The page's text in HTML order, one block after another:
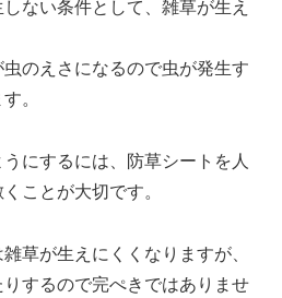
ない条件として、雑草が生え
のえさになるので虫が発生す
。
にするには、防草シートを人
ことが大切です。
草が生えにくくなりますが、
するので完ぺきではありませ